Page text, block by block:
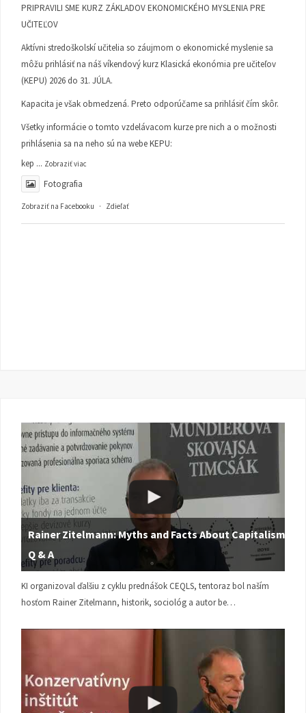
PRIPRAVILI SME KURZ ZÁKLADOV EKONOMICKÉHO MYSLENIA PRE
UČITEĽOV
Aktívni stredoškolskí učitelia so záujmom o ekonomické myslenie sa
môžu prihlásiť na náš víkendový kurz Klasická ekonómia pre učiteľov
(KEPU) 2026 do 31. JÚLA.
Kapacita je však obmedzená. Preto odporúčame sa prihlásiť čím skôr.
Všetky informácie o tomto vzdelávacom kurze pre nich a o možnosti
prihlásenia sa na neho sú na webe KEPU:
kep ... Zobraziť viac
Fotografia
Zobraziť na Facebooku · Zdieľať
Rainer Zitelmann: Myths and Facts About Capitalism |
Q & A
KI organizoval ďalšiu z cyklu prednášok CEQLS, tentoraz bol naším
hosťom Rainer Zitelmann, historik, sociológ a autor be…